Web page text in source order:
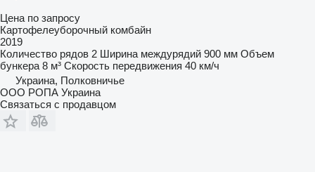
Цена по запросу
Картофелеуборочный комбайн
2019
Количество рядов 2 Ширина междурядий 900 мм Объем
бункера 8 м³ Скорость передвижения 40 км/ч
Украина, Полковничье
ООО РОПА Украина
Связаться с продавцом